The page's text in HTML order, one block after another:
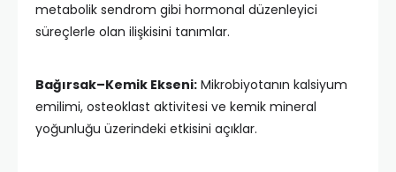
metabolik sendrom gibi hormonal düzenleyici
süreçlerle olan ilişkisini tanımlar.
Bağırsak–Kemik Ekseni: Mikrobiyotanın kalsiyum
emilimi, osteoklast aktivitesi ve kemik mineral
yoğunluğu üzerindeki etkisini açıklar.